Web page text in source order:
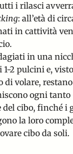
i rilasci
: all’età di
in cattività
in una
2 pulcini e,
di volare,
ogni
del cibo, finché i
la loro
cibo da soli.